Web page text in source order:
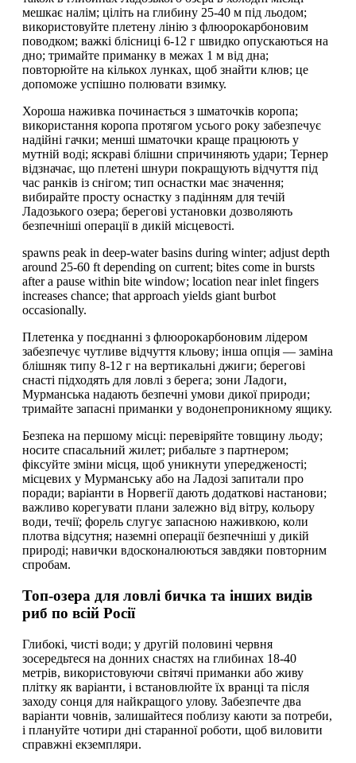
мешкає налім; ціліть на глибину 25-40 м під льодом;
використовуйте плетену лінію з флюорокарбоновим
поводком; важкі блісниці 6-12 г швидко опускаються на
дно; тримайте приманку в межах 1 м від дна;
повторюйте на кількох лунках, щоб знайти клюв; це
допоможе успішно полювати взимку.
Хороша наживка починається з шматочків коропа;
використання коропа протягом усього року забезпечує
надійні гачки; менші шматочки краще працюють у
мутній воді; яскраві блішни спричиняють удари; Тернер
відзначає, що плетені шнури покращують відчуття під
час ранків із снігом; тип оснастки має значення;
вибирайте просту оснастку з падінням для течій
Ладозького озера; берегові установки дозволяють
безпечніші операції в дикій місцевості.
spawns peak in deep-water basins during winter; adjust depth
around 25-60 ft depending on current; bites come in bursts
after a pause within bite window; location near inlet fingers
increases chance; that approach yields giant burbot
occasionally.
Плетенка у поєднанні з флюорокарбоновим лідером
забезпечує чутливе відчуття кльову; інша опція — заміна
блішняк типу 8-12 г на вертикальні джиги; берегові
снасті підходять для ловлі з берега; зони Ладоги,
Мурманська надають безпечні умови дикої природи;
тримайте запасні приманки у водонепроникному ящику.
Безпека на першому місці: перевіряйте товщину льоду;
носите спасальний жилет; рибальте з партнером;
фіксуйте зміни місця, щоб уникнути упередженості;
місцевих у Мурманську або на Ладозі запитали про
поради; варіанти в Норвегії дають додаткові настанови;
важливо корегувати плани залежно від вітру, кольору
води, течії; форель слугує запасною наживкою, коли
плотва відсутня; наземні операції безпечніші у дикій
природі; навички вдосконалюються завдяки повторним
спробам.
Топ-озера для ловлі бичка та інших видів
риб по всій Росії
Глибокі, чисті води; у другій половині червня
зосередьтеся на донних снастях на глибинах 18-40
метрів, використовуючи світячі приманки або живу
плітку як варіанти, і встановлюйте їх вранці та після
заходу сонця для найкращого улову. Забезпечте два
варіанти човнів, залишайтеся поблизу каюти за потреби,
і плануйте чотири дні старанної роботи, щоб виловити
справжні екземпляри.